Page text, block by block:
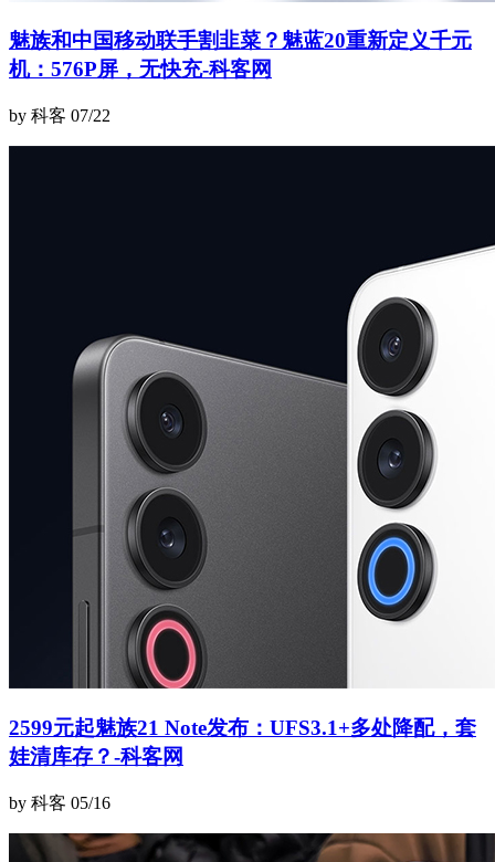
魅族和中国移动联手割韭菜？魅蓝20重新定义千元
机：576P屏，无快充-科客网
by 科客 07/22
2599元起魅族21 Note发布：UFS3.1+多处降配，套
娃清库存？-科客网
by 科客 05/16